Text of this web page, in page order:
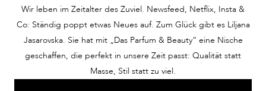
Wir leben im Zeitalter des Zuviel. Newsfeed, Netflix, Insta &
Co: Ständig poppt etwas Neues auf. Zum Glück gibt es Liljana
Jasarovska. Sie hat mit „Das Parfum & Beauty“ eine Nische
geschaffen, die perfekt in unsere Zeit passt: Qualität statt
Masse, Stil statt zu viel.